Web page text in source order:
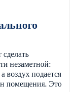
незаметной:
воздух подается
помещения. Это